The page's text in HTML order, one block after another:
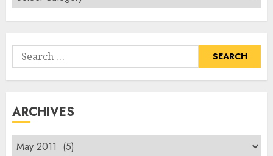
Senarai
Tumbuhan
Search
for:
ARCHIVES
Archives